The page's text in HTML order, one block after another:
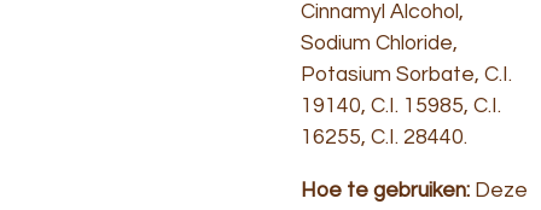
Cinnamyl Alcohol,
Sodium Chloride,
Potasium Sorbate, C.I.
19140, C.I. 15985, C.I.
16255, C.I. 28440.
Hoe te gebruiken: Deze